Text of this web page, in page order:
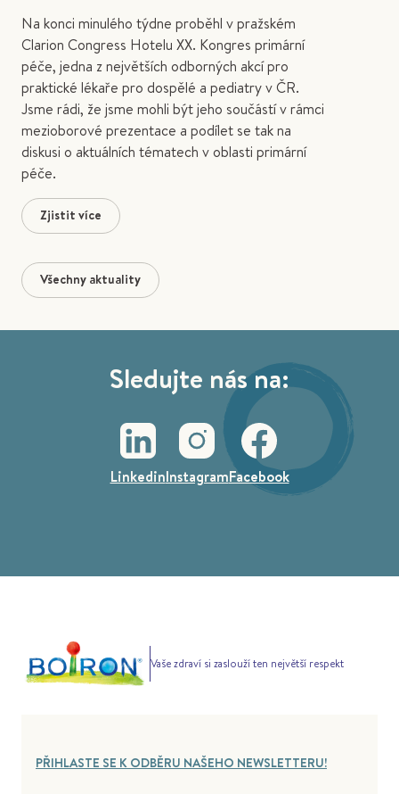
Na konci minulého týdne proběhl v pražském
Clarion Congress Hotelu XX. Kongres primární
péče, jedna z největších odborných akcí pro
praktické lékaře pro dospělé a pediatry v ČR.
Jsme rádi, že jsme mohli být jeho součástí v rámci
mezioborové prezentace a podílet se tak na
diskusi o aktuálních tématech v oblasti primární
péče.
Zjistit více
Všechny aktuality
Sledujte nás na:
LinkedinInstagramFacebook
Vaše zdraví si zaslouží ten největší respekt
PŘIHLASTE SE K ODBĚRU NAŠEHO NEWSLETTERU!